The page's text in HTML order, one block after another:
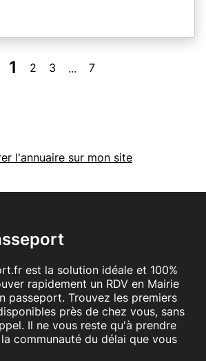
1 2 3 ... 7
l'annuaire sur mon site
est la solution idéale et 100%
rapidement un RDV en Mairie
passeport. Trouvez les premiers
près de chez vous, sans
Il ne vous reste qu'à prendre
communauté du délai que vous